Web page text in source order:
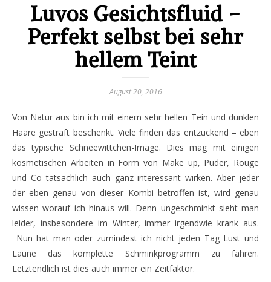
Luvos Gesichtsfluid –
Perfekt selbst bei sehr
hellem Teint
August 20, 2016
Von Natur aus bin ich mit einem sehr hellen Tein und dunklen
Haaregestraftbeschenkt. Viele finden das entzückend – eben
das typische Schneewittchen-Image. Dies mag mit einigen
kosmetischen Arbeiten in Form von Make up, Puder, Rouge
und Co tatsächlich auch ganz interessant wirken. Aber jeder
der eben genau von dieser Kombi betroffen ist, wird genau
wissen worauf ich hinaus will. Denn ungeschminkt sieht man
leider, insbesondere im Winter, immer irgendwie krank aus.
Nun hat man oder zumindest ich nicht jeden Tag Lust und
Laune das komplette Schminkprogramm zu fahren.
Letztendlich ist dies auch immer ein Zeitfaktor.